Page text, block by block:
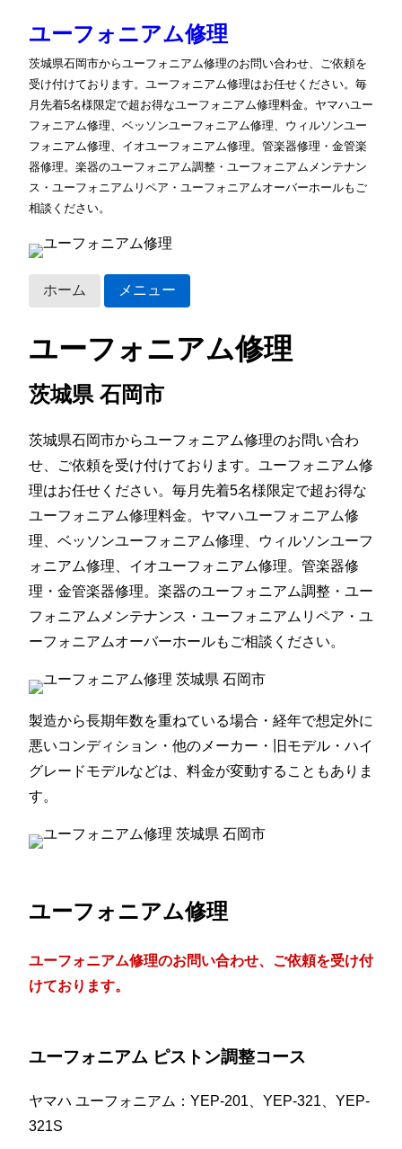
ユーフォニアム修理
茨城県石岡市からユーフォニアム修理のお問い合わせ、ご依頼を
受け付けております。ユーフォニアム修理はお任せください。毎
月先着5名様限定で超お得なユーフォニアム修理料金。ヤマハユー
フォニアム修理、ベッソンユーフォニアム修理、ウィルソンユー
フォニアム修理、イオユーフォニアム修理。管楽器修理・金管楽
器修理。楽器のユーフォニアム調整・ユーフォニアムメンテナン
ス・ユーフォニアムリペア・ユーフォニアムオーバーホールもご
相談ください。
ホーム メニュー
ユーフォニアム修理
茨城県 石岡市
茨城県石岡市からユーフォニアム修理のお問い合わ
せ、ご依頼を受け付けております。ユーフォニアム修
理はお任せください。毎月先着5名様限定で超お得な
ユーフォニアム修理料金。ヤマハユーフォニアム修
理、ベッソンユーフォニアム修理、ウィルソンユーフ
ォニアム修理、イオユーフォニアム修理。管楽器修
理・金管楽器修理。楽器のユーフォニアム調整・ユー
フォニアムメンテナンス・ユーフォニアムリペア・ユ
ーフォニアムオーバーホールもご相談ください。
製造から長期年数を重ねている場合・経年で想定外に
悪いコンディション・他のメーカー・旧モデル・ハイ
グレードモデルなどは、料金が変動することもありま
す。
ユーフォニアム修理
ユーフォニアム修理のお問い合わせ、ご依頼を受け付
けております。
ユーフォニアム ピストン調整コース
ヤマハ ユーフォニアム：YEP-201、YEP-321、YEP-
321S